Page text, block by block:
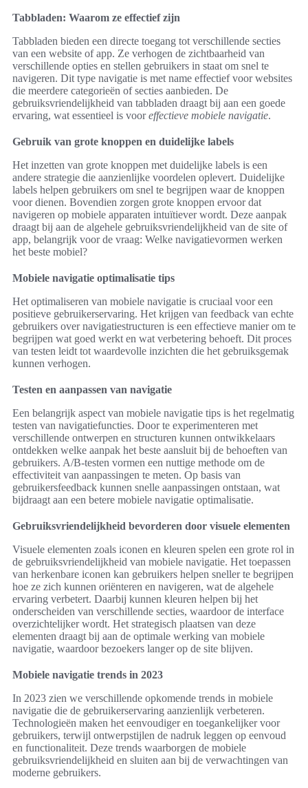
Tabbladen: Waarom ze effectief zijn
Tabbladen bieden een directe toegang tot verschillende secties
van een website of app. Ze verhogen de zichtbaarheid van
verschillende opties en stellen gebruikers in staat om snel te
navigeren. Dit type navigatie is met name effectief voor websites
die meerdere categorieën of secties aanbieden. De
gebruiksvriendelijkheid van tabbladen draagt bij aan een goede
ervaring, wat essentieel is vooreffectieve mobiele navigatie.
Gebruik van grote knoppen en duidelijke labels
Het inzetten van grote knoppen met duidelijke labels is een
andere strategie die aanzienlijke voordelen oplevert. Duidelijke
labels helpen gebruikers om snel te begrijpen waar de knoppen
voor dienen. Bovendien zorgen grote knoppen ervoor dat
navigeren op mobiele apparaten intuïtiever wordt. Deze aanpak
draagt bij aan de algehele gebruiksvriendelijkheid van de site of
app, belangrijk voor de vraag: Welke navigatievormen werken
het beste mobiel?
Mobiele navigatie optimalisatie tips
Het optimaliseren van mobiele navigatie is cruciaal voor een
positieve gebruikerservaring. Het krijgen van feedback van echte
gebruikers over navigatiestructuren is een effectieve manier om te
begrijpen wat goed werkt en wat verbetering behoeft. Dit proces
van testen leidt tot waardevolle inzichten die het gebruiksgemak
kunnen verhogen.
Testen en aanpassen van navigatie
Een belangrijk aspect van mobiele navigatie tips is het regelmatig
testen van navigatiefuncties. Door te experimenteren met
verschillende ontwerpen en structuren kunnen ontwikkelaars
ontdekken welke aanpak het beste aansluit bij de behoeften van
gebruikers. A/B-testen vormen een nuttige methode om de
effectiviteit van aanpassingen te meten. Op basis van
gebruikersfeedback kunnen snelle aanpassingen ontstaan, wat
bijdraagt aan een betere mobiele navigatie optimalisatie.
Gebruiksvriendelijkheid bevorderen door visuele elementen
Visuele elementen zoals iconen en kleuren spelen een grote rol in
de gebruiksvriendelijkheid van mobiele navigatie. Het toepassen
van herkenbare iconen kan gebruikers helpen sneller te begrijpen
hoe ze zich kunnen oriënteren en navigeren, wat de algehele
ervaring verbetert. Daarbij kunnen kleuren helpen bij het
onderscheiden van verschillende secties, waardoor de interface
overzichtelijker wordt. Het strategisch plaatsen van deze
elementen draagt bij aan de optimale werking van mobiele
navigatie, waardoor bezoekers langer op de site blijven.
Mobiele navigatie trends in 2023
In 2023 zien we verschillende opkomende trends in mobiele
navigatie die de gebruikerservaring aanzienlijk verbeteren.
Technologieën maken het eenvoudiger en toegankelijker voor
gebruikers, terwijl ontwerpstijlen de nadruk leggen op eenvoud
en functionaliteit. Deze trends waarborgen de mobiele
gebruiksvriendelijkheid en sluiten aan bij de verwachtingen van
moderne gebruikers.